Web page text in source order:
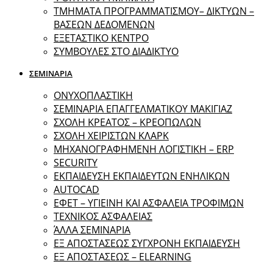
ΤΜΗΜΑΤΑ ΠΡΟΓΡΑΜΜΑΤΙΣΜΟΥ– ΔΙΚΤΥΩΝ –
ΒΑΣΕΩΝ ΔΕΔΟΜΕΝΩΝ
ΕΞΕΤΑΣΤΙΚΟ ΚΕΝΤΡΟ
ΣΥΜΒΟΥΛΕΣ ΣΤΟ ΔΙΑΔΙΚΤΥΟ
ΣΕΜΙΝΑΡΙΑ
ΟΝΥΧΟΠΛΑΣΤΙΚΗ
ΣΕΜΙΝΑΡΙΑ ΕΠΑΓΓΕΛΜΑΤΙΚΟΥ ΜΑΚΙΓΙΑΖ
ΣΧΟΛΗ ΚΡΕΑΤΟΣ – ΚΡΕΟΠΩΛΩΝ
ΣΧΟΛΗ ΧΕΙΡΙΣΤΩΝ ΚΛΑΡΚ
ΜΗΧΑΝΟΓΡΑΦΗΜΕΝΗ ΛΟΓΙΣΤΙΚΗ – ERP
SECURITY
ΕΚΠΑΙΔΕΥΣΗ ΕΚΠΑΙΔΕΥΤΩΝ ΕΝΗΛΙΚΩΝ
ΑUTOCAD
ΕΦΕΤ – ΥΓΙΕΙΝΗ ΚΑΙ ΑΣΦΑΛΕΙΑ ΤΡΟΦΙΜΩΝ
ΤΕΧΝΙΚΟΣ ΑΣΦΑΛΕΙΑΣ
ΆΛΛΑ ΣΕΜΙΝΑΡΙΑ
EΞ ΑΠΟΣΤΑΣΕΩΣ ΣΥΓΧΡΟΝΗ ΕΚΠΑΙΔΕΥΣΗ
ΕΞ ΑΠΟΣΤΑΣΕΩΣ – ELEARNING